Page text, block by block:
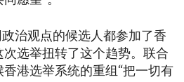
治观点的候选人都参加了香
选举扭转了这个趋势。联合
港选举系统的重组“把一切有